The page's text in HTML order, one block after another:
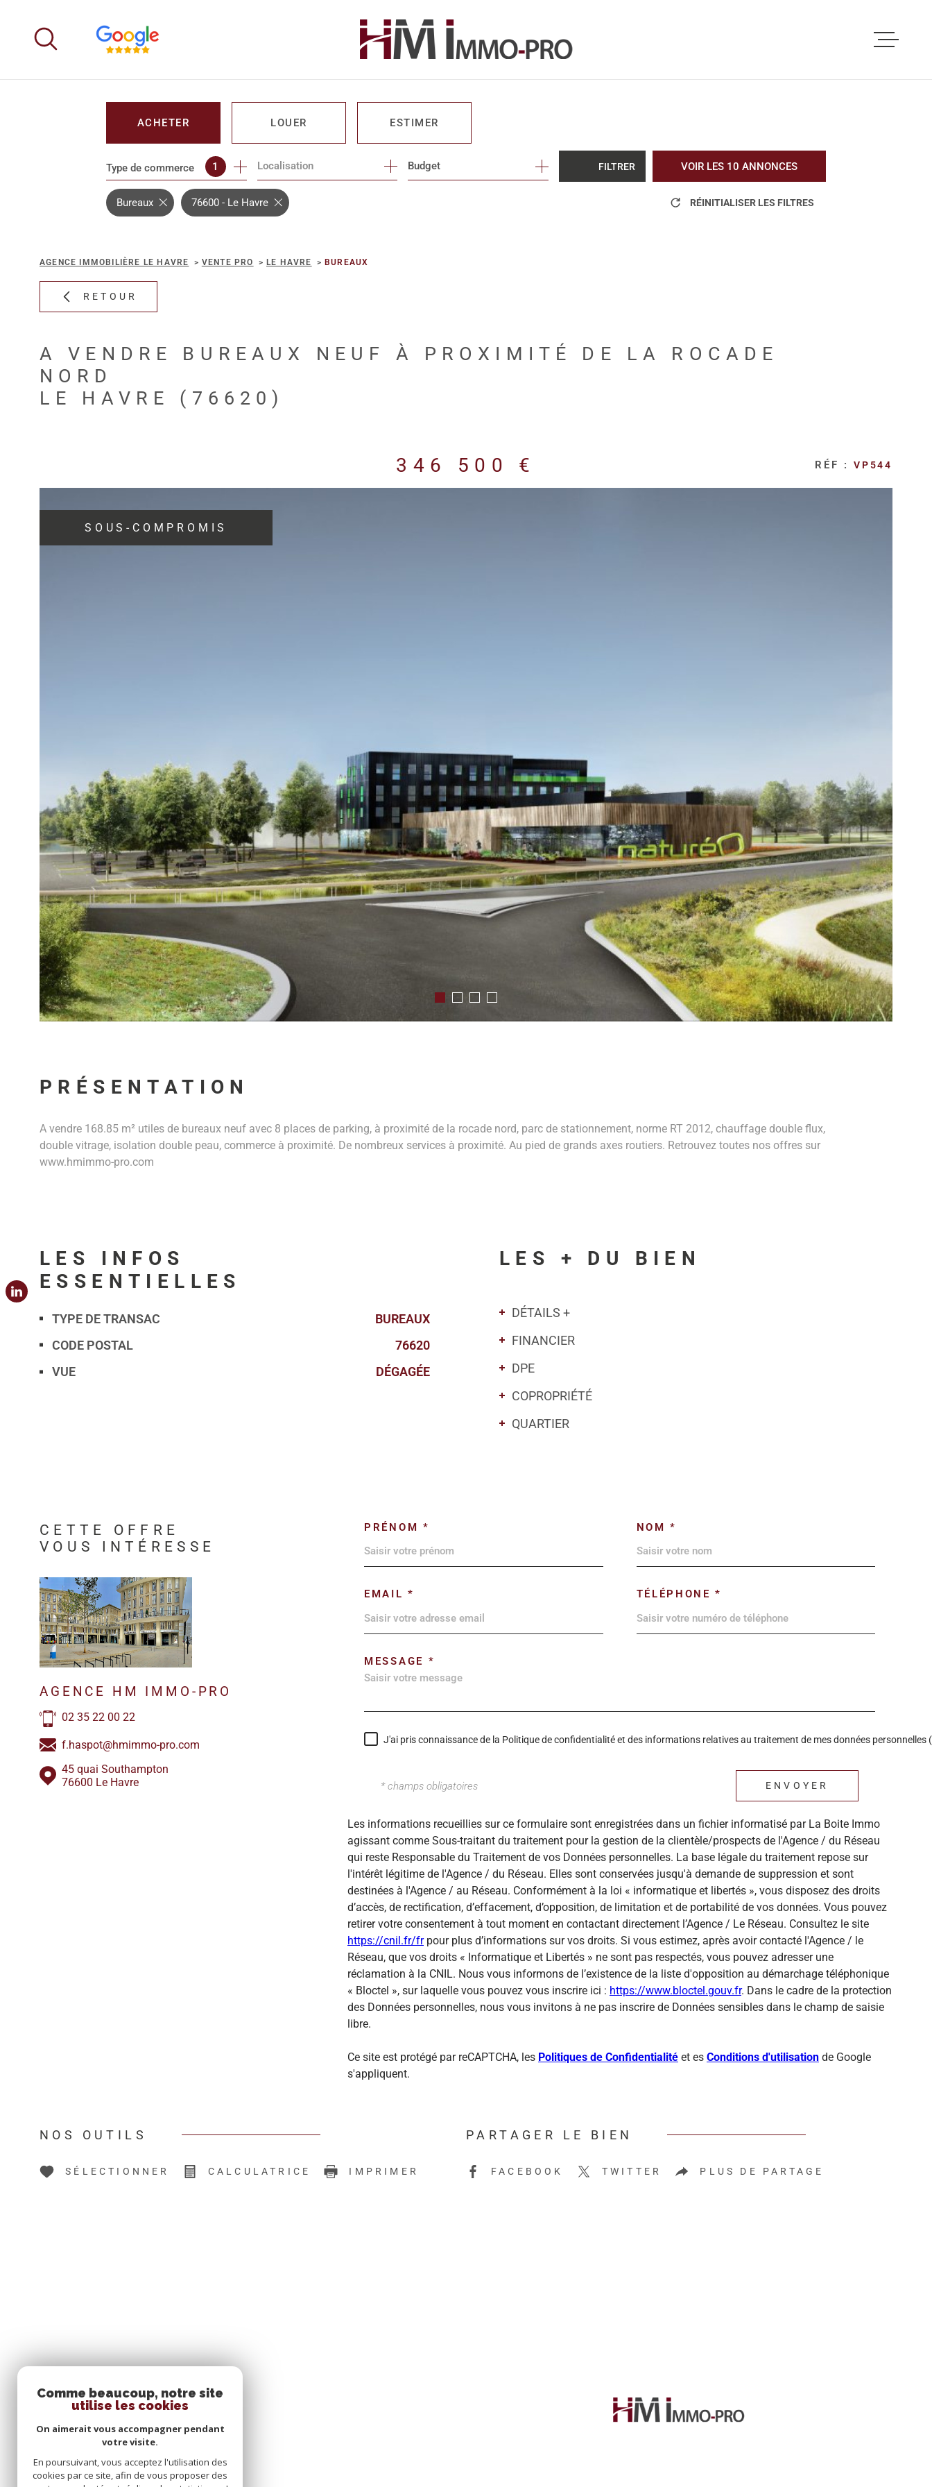
contenu
ACHETER
DE L'IMMO PRO
LOUER
DE L'IMMO PRO
ESTIMER
Type de commerce 1 Localisation Budget FILTRER VOIR LES 10 ANNONCES
Bureaux 76600 - Le Havre RÉINITIALISER LES FILTRES
AGENCE IMMOBILIÈRE LE HAVRE VENTE PRO LE HAVRE BUREAUX
RETOUR
A VENDRE BUREAUX NEUF À PROXIMITÉ DE LA ROCADE
NORD
LE HAVRE (76620)
346 500 € RÉF : VP544
SOUS-COMPROMIS
PRÉSENTATION
A vendre 168.85 m² utiles de bureaux neuf avec 8 places de parking, à proximité de la rocade nord, parc de stationnement, norme RT 2012, chauffage double flux,
double vitrage, isolation double peau, commerce à proximité. De nombreux services à proximité. Au pied de grands axes routiers. Retrouvez toutes nos offres sur
www.hmimmo-pro.com
LES INFOS
ESSENTIELLES
Caractérisque Valeurs
TYPE DE TRANSAC
BUREAUX
CODE POSTAL
76620
VUE
DÉGAGÉE
LES + DU BIEN
DÉTAILS +
FINANCIER
DPE
COPROPRIÉTÉ
QUARTIER
CETTE OFFRE
VOUS INTÉRESSE
AGENCE HM IMMO-PRO
02 35 22 00 22
f.haspot@hmimmo-pro.com
45 quai Southampton
76600 Le Havre
PRÉNOM * NOM *
EMAIL * TÉLÉPHONE *
MESSAGE *
J'ai pris connaissance de la Politique de confidentialité et des informations relatives au traitement de mes données personnelles
* champs obligatoires ENVOYER
Les informations recueillies sur ce formulaire sont enregistrées dans un fichier informatisé par La Boite Immo
agissant comme Sous-traitant du traitement pour la gestion de la clientèle/prospects de l'Agence / du Réseau
qui reste Responsable du Traitement de vos Données personnelles. La base légale du traitement repose sur
l'intérêt légitime de l'Agence / du Réseau. Elles sont conservées jusqu'à demande de suppression et sont
destinées à l'Agence / au Réseau. Conformément à la loi « informatique et libertés », vous disposez des droits
d’accès, de rectification, d’effacement, d’opposition, de limitation et de portabilité de vos données. Vous pouvez
retirer votre consentement à tout moment en contactant directement l’Agence / Le Réseau. Consultez le site
https://cnil.fr/frpour plus d’informations sur vos droits. Si vous estimez, après avoir contacté l'Agence / le
Réseau, que vos droits « Informatique et Libertés » ne sont pas respectés, vous pouvez adresser une
réclamation à la CNIL. Nous vous informons de l’existence de la liste d'opposition au démarchage téléphonique
« Bloctel », sur laquelle vous pouvez vous inscrire ici : https://www.bloctel.gouv.fr. Dans le cadre de la protection
des Données personnelles, nous vous invitons à ne pas inscrire de Données sensibles dans le champ de saisie
libre.
Ce site est protégé par reCAPTCHA, les Politiques de Confidentialité et es Conditions d'utilisation de Google
s'appliquent.
NOS OUTILS
SÉLECTIONNER CALCULATRICE IMPRIMER
PARTAGER LE BIEN
FACEBOOK TWITTER PLUS DE PARTAGE
SE CONNECTER
ESPACE PROPRIÉTAIRE
Comme beaucoup, notre site
utilise les cookies
On aimerait vous accompagner pendant
votre visite.
En poursuivant, vous acceptez l'utilisation des
cookies par ce site, afin de vous proposer des